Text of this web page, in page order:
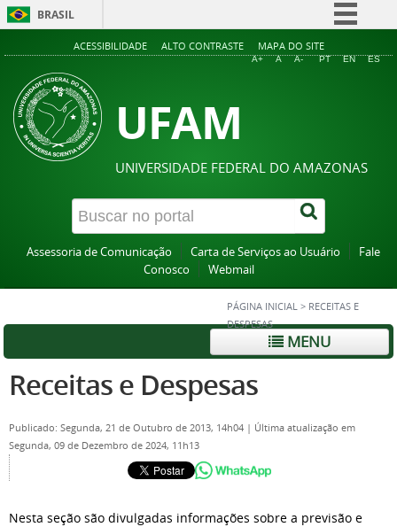
BRASIL
Simplifique!
Acesso à informação
ACESSIBILIDADE ALTO CONTRASTE MAPA DO SITE
A+ A A- PT EN ES
UFAM
UNIVERSIDADE FEDERAL DO AMAZONAS
Assessoria de Comunicação Carta de Serviços ao Usuário
Fale
Conosco
Webmail
PÁGINA INICIAL > RECEITAS E
DESPESAS
MENU
Receitas e Despesas
Publicado: Segunda, 21 de Outubro de 2013, 14h04 | Última atualização em
Segunda, 09 de Dezembro de 2024, 11h13
Nesta seção são divulgadas informações sobre a previsão e